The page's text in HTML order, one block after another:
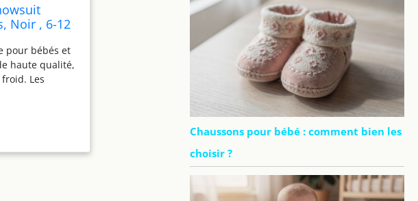
Noir , 6-12
pour bébés et
haute qualité,
Les
chaude
se mouiller en
dessin animé
Chaussons pour bébé : comment bien les
choisir ?